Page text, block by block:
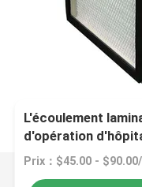
L'écoulement
d'opération